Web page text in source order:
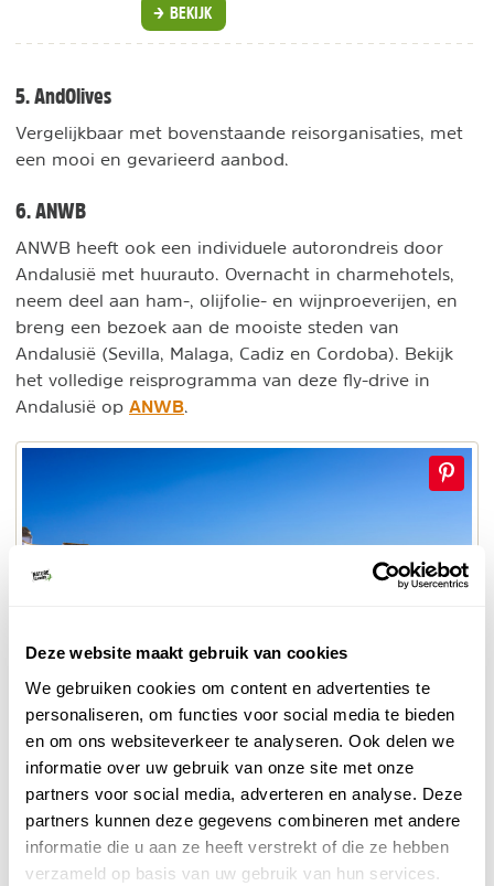
Deze website maakt gebruik van cookies
We gebruiken cookies om content en advertenties te
personaliseren, om functies voor social media te bieden
en om ons websiteverkeer te analyseren. Ook delen we
informatie over uw gebruik van onze site met onze
partners voor social media, adverteren en analyse. Deze
partners kunnen deze gegevens combineren met andere
informatie die u aan ze heeft verstrekt of die ze hebben
verzameld op basis van uw gebruik van hun services.
BEKIJK
5. AndOlives
Vergelijkbaar met bovenstaande reisorganisaties, met
een mooi en gevarieerd aanbod.
6. ANWB
ANWB heeft ook een individuele autorondreis door
Andalusië met huurauto. Overnacht in charmehotels,
neem deel aan ham-, olijfolie- en wijnproeverijen, en
breng een bezoek aan de mooiste steden van
Andalusië (Sevilla, Malaga, Cadiz en Cordoba). Bekijk
het volledige reisprogramma van deze fly-drive in
Andalusië op ANWB.
7. De Jong Intra
De Jong Intra heeft ook een divers aanbod aan